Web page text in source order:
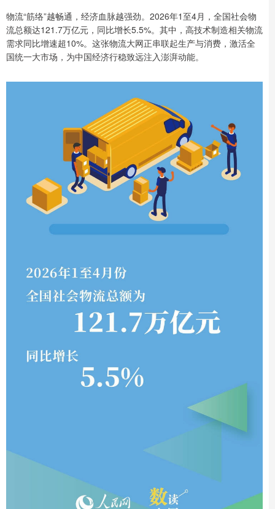
物流“筋络”越畅通，经济血脉越强劲。2026年1至4月，全国社会物
流总额达121.7万亿元，同比增长5.5%。其中，高技术制造相关物流
需求同比增速超10%。这张物流大网正串联起生产与消费，激活全
国统一大市场，为中国经济行稳致远注入澎湃动能。